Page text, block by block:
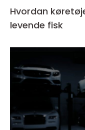
Hvordan
levende fisk